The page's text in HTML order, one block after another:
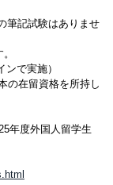
筆記試験はありませ
で実施）
の在留資格を所持し
年度外国人留学生